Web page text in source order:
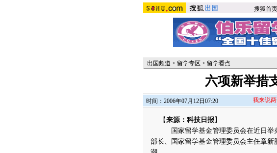
搜狐首页
出国频道 > 留学专区 > 留学看点
六项新举措
时间：2006年07月12日07:20 我来说
【来源：科技日报】
国家留学基金管理委员会在近日举办
部长、国家留学基金管理委员会主任章